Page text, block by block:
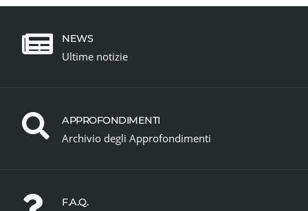
NEWS
Ultime notizie
APPROFONDIMENTI
Archivio degli Approfondimenti
F.A.Q.